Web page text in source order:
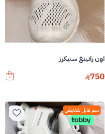
اون رانينغ سنيكرز
750
سعر قابل للتفاوض